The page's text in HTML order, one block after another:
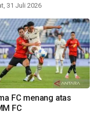
31 Juli 2026
FC menang atas
FC